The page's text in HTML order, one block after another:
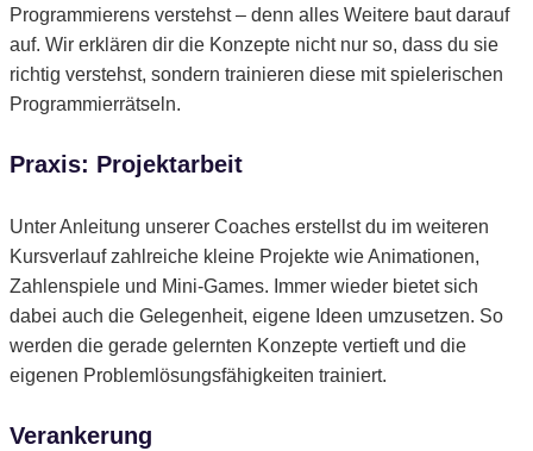
Programmierens verstehst – denn alles Weitere baut darauf
auf. Wir erklären dir die Konzepte nicht nur so, dass du sie
richtig verstehst, sondern trainieren diese mit spielerischen
Programmierrätseln.
Praxis: Projektarbeit
Unter Anleitung unserer Coaches erstellst du im weiteren
Kursverlauf zahlreiche kleine Projekte wie Animationen,
Zahlenspiele und Mini-Games. Immer wieder bietet sich
dabei auch die Gelegenheit, eigene Ideen umzusetzen. So
werden die gerade gelernten Konzepte vertieft und die
eigenen Problemlösungsfähigkeiten trainiert.
Verankerung